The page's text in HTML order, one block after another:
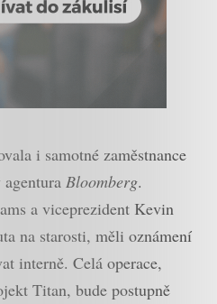
i samotné zaměstnance
Bloomberg.
a viceprezident Kevin
na starosti, měli oznámení
interně. Celá operace,
Titan, bude postupně